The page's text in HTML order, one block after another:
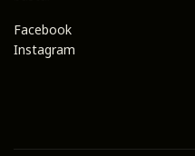
Facebook
Instagram